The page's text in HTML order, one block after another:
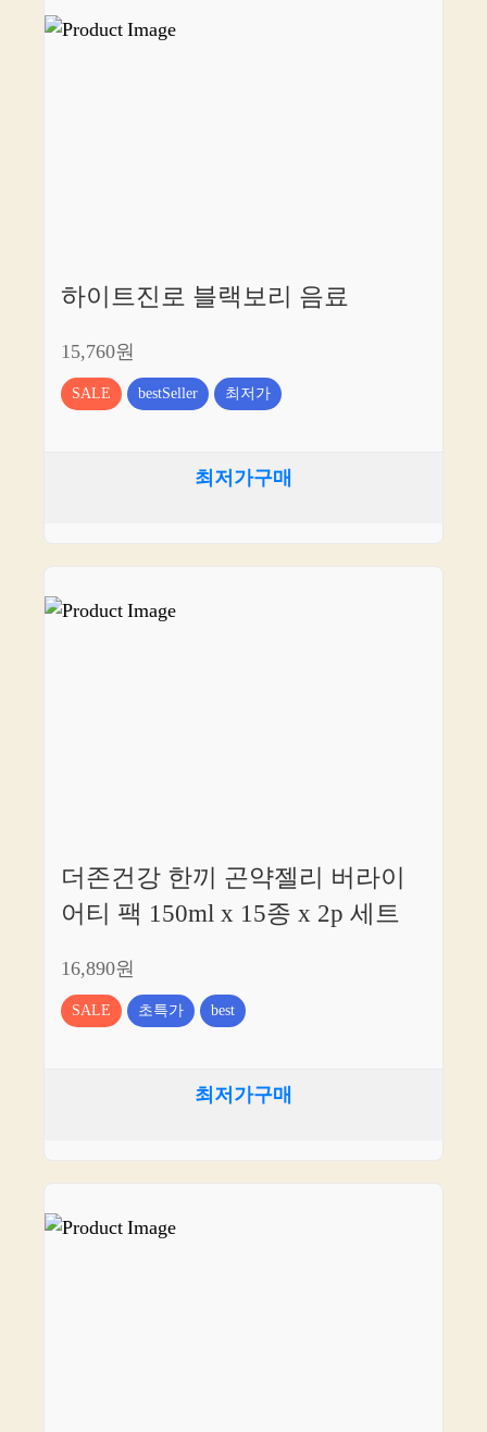
하이트진로 블랙보리 음료
15,760원
SALE bestSeller 최저가
최저가구매
더존건강 한끼 곤약젤리 버라이
어티 팩 150ml x 15종 x 2p 세트
16,890원
SALE 초특가 best
최저가구매